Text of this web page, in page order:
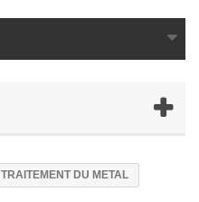
TRAITEMENT DU METAL